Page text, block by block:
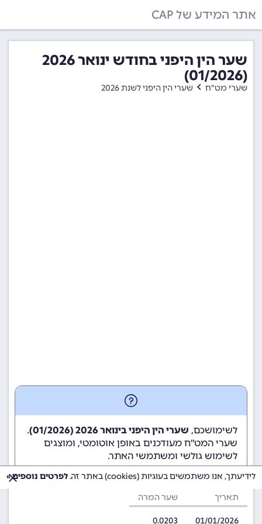
אתר המידע של CAP
שער הין היפני בחודש ינואר 2026
(01/2026)
שערי מט"ח שערי הין היפני לשנת 2026
לשימושכם, שערי הין היפני בינואר 2026 (01/2026)
.
שערי המט"ח מעודכנים באופן אוטומטי, ומוצגים
לשימוש גולשי ומשתמשי האתר.
תאריך שער המרה
01/01/2026
0.0203
לידיעתך, אנו משתמשים בעוגיות (cookies) באתר זה. לפרטים נוספים »